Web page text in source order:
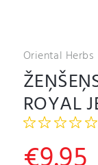
Oriental Herbs
ROYAL